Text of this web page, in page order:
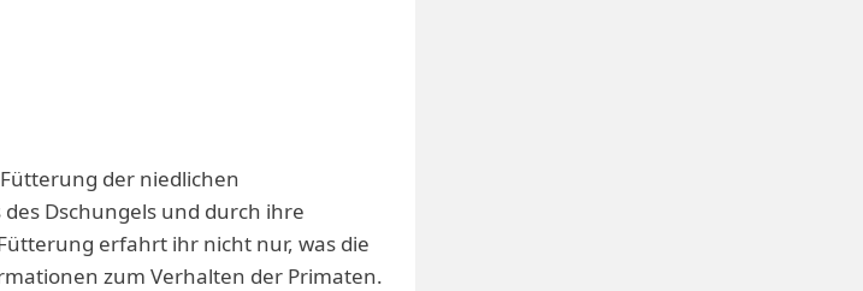
der niedlichen
Dschungels und durch ihre
erfahrt ihr nicht nur, was die
zum Verhalten der Primaten.